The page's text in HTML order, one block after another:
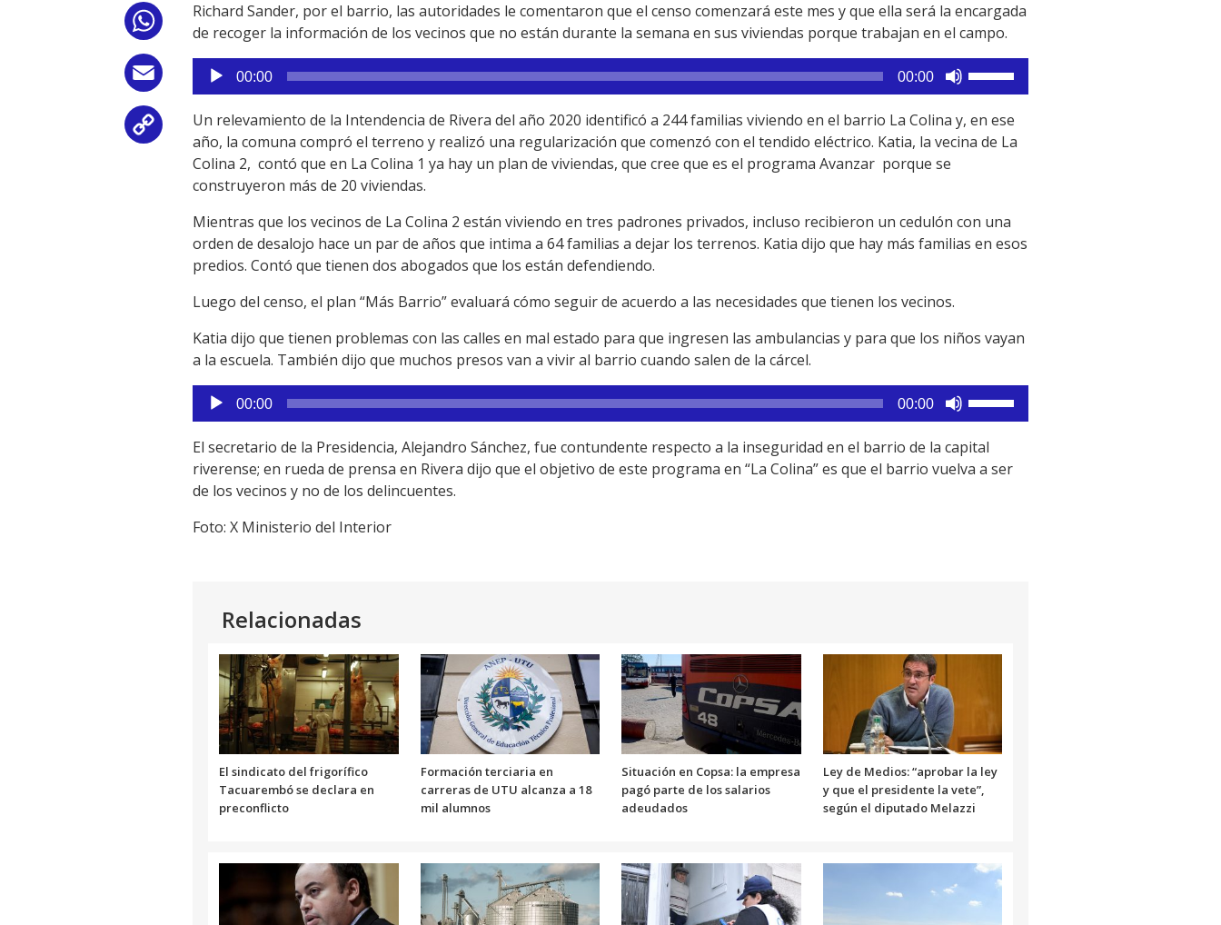
WhatsApp
Copy
Link
Richard Sander, por el barrio, las autoridades le comentaron que el censo comenzará este mes y que ella será la encargada
de recoger la información de los vecinos que no están durante la semana en sus viviendas porque trabajan en el campo.
Reproductor
de
audio
00:00 00:00
aumentar
o
Un relevamiento de la Intendencia de Rivera del año 2020 identificó a 244 familias viviendo en el barrio La Colina y, en ese
año, la comuna compró el terreno y realizó una regularización que comenzó con el tendido eléctrico. Katia, la vecina de La
Colina 2, contó que en La Colina 1 ya hay un plan de viviendas, que cree que es el programa Avanzar porque se
construyeron más de 20 viviendas.
Mientras que los vecinos de La Colina 2 están viviendo en tres padrones privados, incluso recibieron un cedulón con una
orden de desalojo hace un par de años que intima a 64 familias a dejar los terrenos. Katia dijo que hay más familias en esos
predios. Contó que tienen dos abogados que los están defendiendo.
Luego del censo, el plan “Más Barrio” evaluará cómo seguir de acuerdo a las necesidades que tienen los vecinos.
Katia dijo que tienen problemas con las calles en mal estado para que ingresen las ambulancias y para que los niños vayan
a la escuela. También dijo que muchos presos van a vivir al barrio cuando salen de la cárcel.
Reproductor
de
audio
00:00 00:00
teclas
El secretario de la Presidencia, Alejandro Sánchez, fue contundente respecto a la inseguridad en el barrio de la capital
riverense; en rueda de prensa en Rivera dijo que el objetivo de este programa en “La Colina” es que el barrio vuelva a ser
de los vecinos y no de los delincuentes.
Foto: X Ministerio del Interior
Relacionadas
El sindicato del frigorífico
Tacuarembó se declara en
preconflicto
Formación terciaria en
carreras de UTU alcanza a 18
mil alumnos
Situación en Copsa: la empresa
pagó parte de los salarios
adeudados
Ley de Medios: “aprobar la ley
y que el presidente la vete”,
según el diputado Melazzi